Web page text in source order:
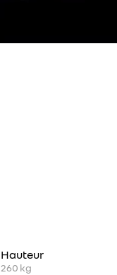
Hauteur
260 kg